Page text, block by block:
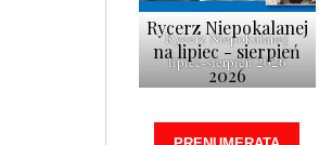
Rycerz Niepokalanej
lipiec-sierpień 2026
Rycerz Niepokalanej
na lipiec - sierpień
2026